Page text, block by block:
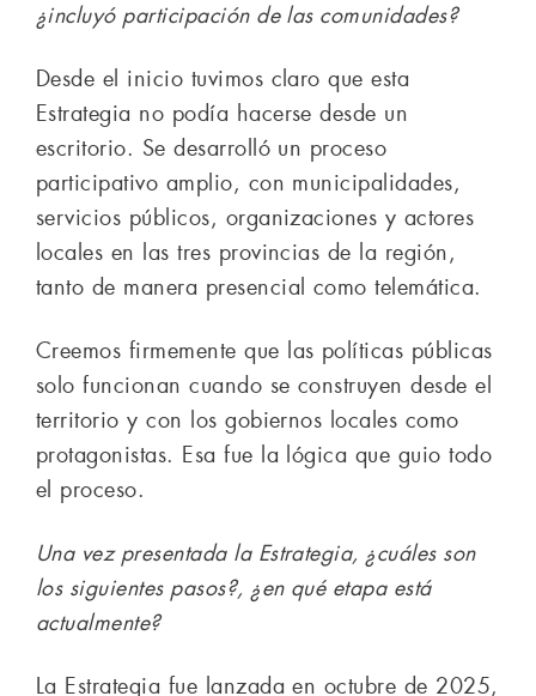
¿incluyó participación de las comunidades?
Desde el inicio tuvimos claro que esta
Estrategia no podía hacerse desde un
escritorio. Se desarrolló un proceso
participativo amplio, con municipalidades,
servicios públicos, organizaciones y actores
locales en las tres provincias de la región,
tanto de manera presencial como telemática.
Creemos firmemente que las políticas públicas
solo funcionan cuando se construyen desde el
territorio y con los gobiernos locales como
protagonistas. Esa fue la lógica que guio todo
el proceso.
Una vez presentada la Estrategia, ¿cuáles son
los siguientes pasos?, ¿en qué etapa está
actualmente?
La Estrategia fue lanzada en octubre de 2025,